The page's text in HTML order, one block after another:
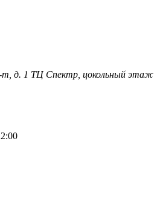
т, д. 1 ТЦ Спектр, цокольный этаж